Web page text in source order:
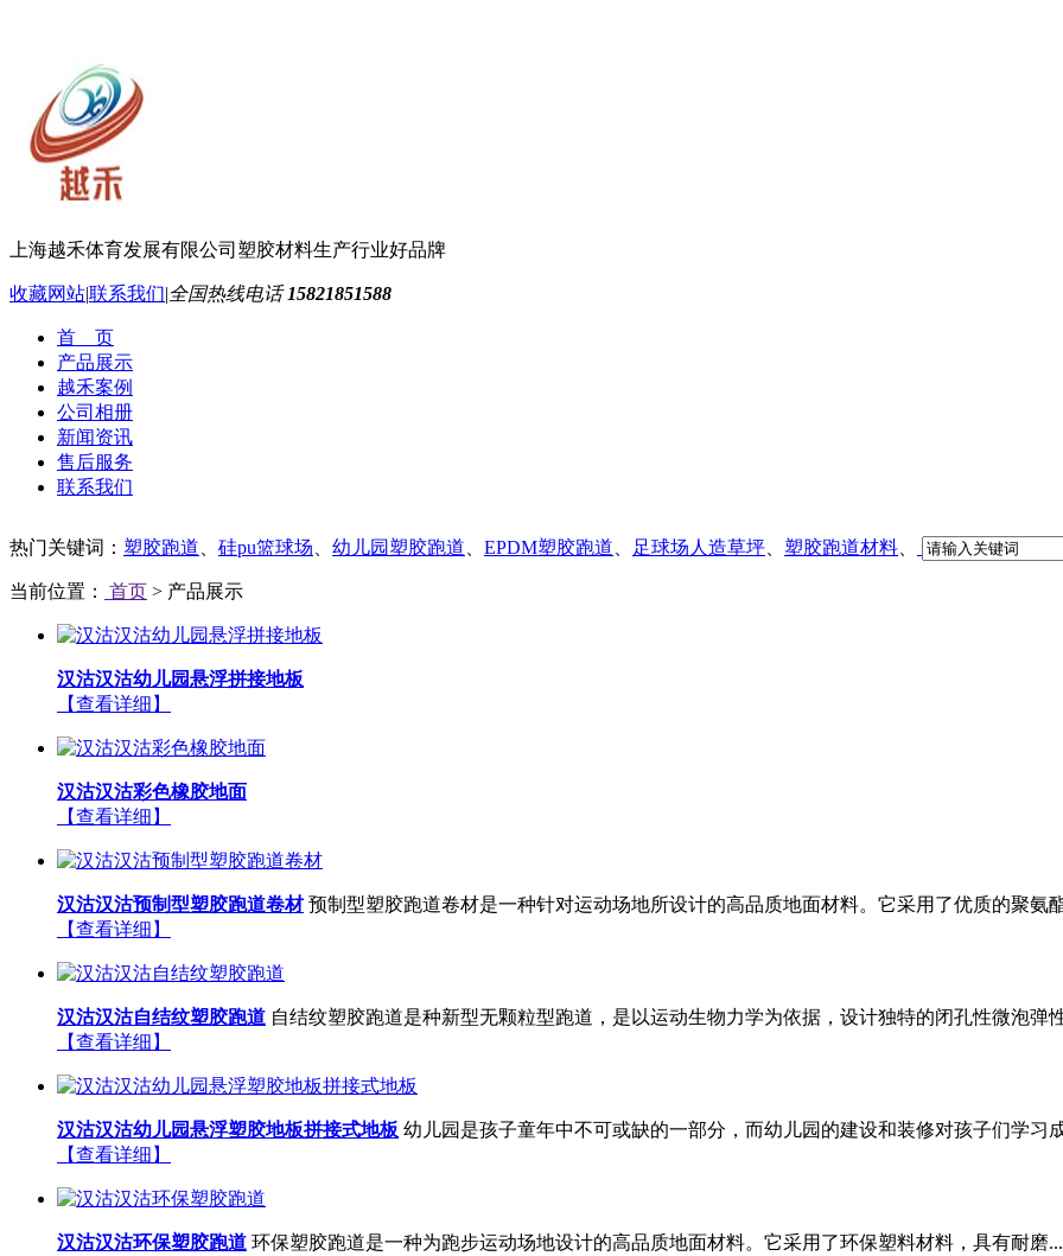
上海越禾体育发展有限公司 塑胶材料生产行业好品牌
收藏网站|联系我们|全国热线电话15821851588
首 页
产品展示
越禾案例
公司相册
新闻资讯
售后服务
联系我们
热门关键词： 塑胶跑道 硅pu篮球场 幼儿园塑胶跑道 EPDM塑胶跑道 足球场人造草坪 塑胶跑道材料
当前位置： 首页 > 产品展示
汉沽汉沽幼儿园悬浮拼接地板
【查看详细】
汉沽汉沽彩色橡胶地面
【查看详细】
汉沽汉沽预制型塑胶跑道卷材 预制型塑胶跑道卷材是一种针对运动场地所设计的高品质地面材料。它采用了优质的聚氨
【查看详细】
汉沽汉沽自结纹塑胶跑道 自结纹塑胶跑道是种新型无颗粒型跑道，是以运动生物力学为依据，设计独特的闭孔性微泡弹
【查看详细】
汉沽汉沽幼儿园悬浮塑胶地板拼接式地板 幼儿园是孩子童年中不可或缺的一部分，而幼儿园的建设和装修对孩子们学习
【查看详细】
汉沽汉沽环保塑胶跑道 环保塑胶跑道是一种为跑步运动场地设计的高品质地面材料。它采用了环保塑料材料，具有耐磨...